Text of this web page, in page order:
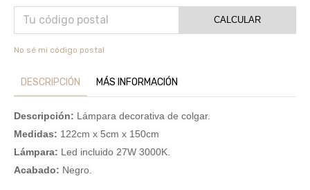
CALCULAR
No sé mi código postal
DESCRIPCIÓN MÁS INFORMACIÓN
Descripción: Lámpara decorativa de colgar.
Medidas: 122cm x 5cm x 150cm
Lámpara: Led incluido 27W 3000K.
Acabado: Negro.